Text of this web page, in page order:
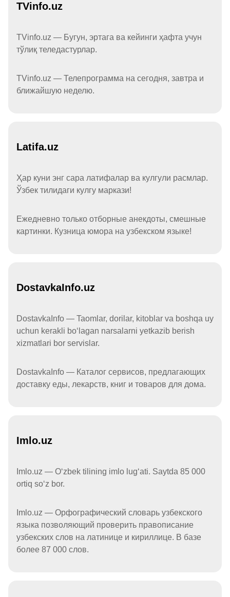
TVinfo.uz
TVinfo.uz — Бугун, эртага ва кейинги ҳафта учун
тўлиқ теледастурлар.
TVinfo.uz — Телепрограмма на сегодня, завтра и
ближайшую неделю.
Latifa.uz
Ҳар куни энг сара латифалар ва кулгули расмлар.
Ўзбек тилидаги кулгу маркази!
Ежедневно только отборные анекдоты, смешные
картинки. Кузница юмора на узбекском языке!
DostavkaInfo.uz
DostavkaInfo — Taomlar, dorilar, kitoblar va boshqa uy
uchun kerakli boʻlagan narsalarni yetkazib berish
xizmatlari bor servislar.
DostavkaInfo — Каталог сервисов, предлагающих
доставку еды, лекарств, книг и товаров для дома.
Imlo.uz
Imlo.uz — Oʻzbek tilining imlo lugʻati. Saytda 85 000
ortiq soʻz bor.
Imlo.uz — Орфографический словарь узбекского
языка позволяющий проверить правописание
узбекских слов на латинице и кириллице. В базе
более 87 000 слов.